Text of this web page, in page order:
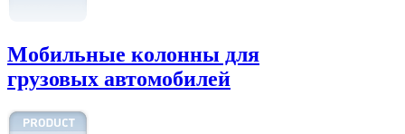
Мобильные колонны для
грузовых автомобилей